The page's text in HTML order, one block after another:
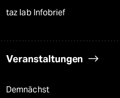
taz lab Infobrief
Veranstaltungen
Demnächst